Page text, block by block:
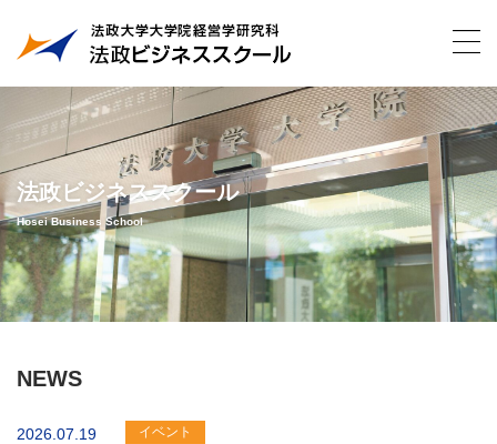
法政ビジネススクール
Hosei Business School
NEWS
2026.07.19 イベント